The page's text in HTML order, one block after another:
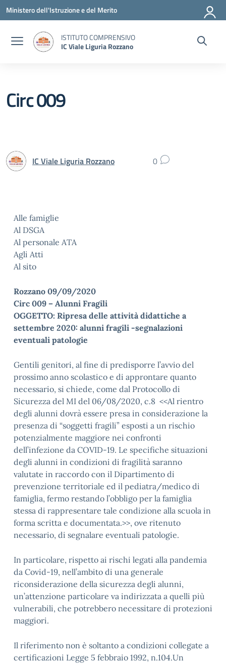
Vai ai contenuti
Vai al menu di navigazione
Vai al footer
Ministero dell'Istruzione e del Merito
ISTITUTO COMPRENSIVO
IC Viale Liguria Rozzano
Circ 009
IC Viale Liguria Rozzano 0
Alle famiglie
Al DSGA
Al personale ATA
Agli Atti
Al sito
Rozzano 09/09/2020
Circ 009 – Alunni Fragili
OGGETTO: Ripresa delle attività didattiche a
settembre 2020: alunni fragili -segnalazioni
eventuali patologie
Gentili genitori, al fine di predisporre l’avvio del
prossimo anno scolastico e di approntare quanto
necessario, si chiede, come dal Protocollo di
Sicurezza del MI del 06/08/2020, c.8 <<Al rientro
degli alunni dovrà essere presa in considerazione la
presenza di “soggetti fragili” esposti a un rischio
potenzialmente maggiore nei confronti
dell’infezione da COVID-19. Le specifiche situazioni
degli alunni in condizioni di fragilità saranno
valutate in raccordo con il Dipartimento di
prevenzione territoriale ed il pediatra/medico di
famiglia, fermo restando l’obbligo per la famiglia
stessa di rappresentare tale condizione alla scuola in
forma scritta e documentata.>>, ove ritenuto
necessario, di segnalare eventuali patologie.
In particolare, rispetto ai rischi legati alla pandemia
da Covid-19, nell’ambito di una generale
riconsiderazione della sicurezza degli alunni,
un’attenzione particolare va indirizzata a quelli più
vulnerabili, che potrebbero necessitare di protezioni
maggiori.
Il riferimento non è soltanto a condizioni collegate a
certificazioni Legge 5 febbraio 1992, n.104.Un